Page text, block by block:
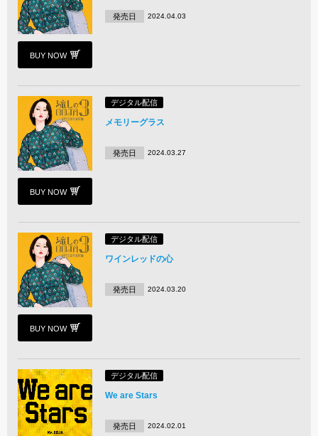
BUY NOW
発売日 2024.04.03
BUY NOW
デジタル配信
メモリーグラス
発売日 2024.03.27
BUY NOW
デジタル配信
ワインレッドの心
発売日 2024.03.20
デジタル配信
We are Stars
発売日 2024.02.01